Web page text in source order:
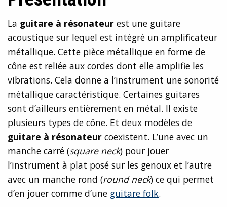
La guitare à résonateur est une guitare
acoustique sur lequel est intégré un amplificateur
métallique. Cette pièce métallique en forme de
cône est reliée aux cordes dont elle amplifie les
vibrations. Cela donne a l’instrument une sonorité
métallique caractéristique. Certaines guitares
sont d’ailleurs entièrement en métal. Il existe
plusieurs types de cône. Et deux modèles de
guitare à résonateur coexistent. L’une avec un
manche carré (square neck) pour jouer
l’instrument à plat posé sur les genoux et l’autre
avec un manche rond (round neck) ce qui permet
d’en jouer comme d’une guitare folk.